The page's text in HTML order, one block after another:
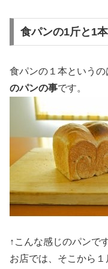
食パンの1斤と1
食パンの１本というの
のパンの事です。
↑こんな感じのパンで
お店では、そこから